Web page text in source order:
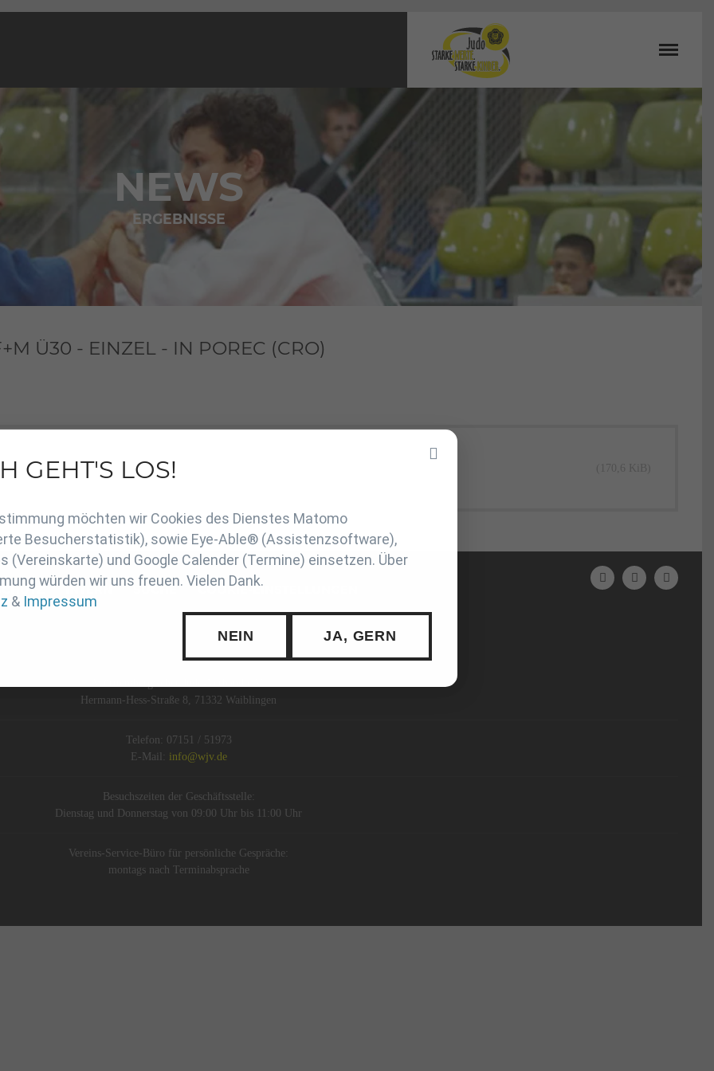
NEWS
ERGEBNISSE
Ü30 - EINZEL - IN POREC (CRO)
(170,6 KiB)
INTERN SUCHE COOKIE-EINSTELLUNGEN
Hermann-Hess-Straße 8, 71332 Waiblingen
Telefon: 07151 / 51973
E-Mail: info@wjv.de
Besuchszeiten der Geschäftsstelle:
Dienstag und Donnerstag von 09:00 Uhr bis 11:00 Uhr
Vereins-Service-Büro für persönliche Gespräche:
montags nach Terminabsprache
GEHT'S LOS!
möchten wir Cookies des Dienstes Matomo
Besucherstatistik), sowie Eye-Able® (Assistenzsoftware),
(Vereinskarte) und Google Calender (Termine) einsetzen. Über
würden wir uns freuen. Vielen Dank.
& Impressum
NEIN JA, GERN